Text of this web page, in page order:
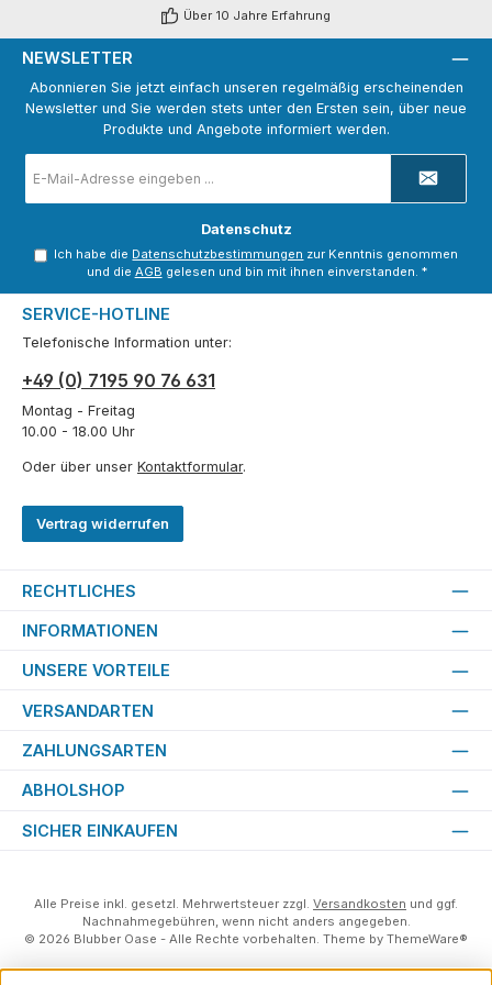
Über 10 Jahre Erfahrung
NEWSLETTER
Abonnieren Sie jetzt einfach unseren regelmäßig erscheinenden
Newsletter und Sie werden stets unter den Ersten sein, über neue
Produkte und Angebote informiert werden.
Mail-
Adresse
Datenschutz
Ich habe die Datenschutzbestimmungen zur Kenntnis genommen
und die AGB gelesen und bin mit ihnen einverstanden. *
SERVICE-HOTLINE
Telefonische Information unter:
+49 (0) 7195 90 76 631
Montag - Freitag
10.00 - 18.00 Uhr
Oder über unser Kontaktformular.
Vertrag widerrufen
RECHTLICHES
INFORMATIONEN
UNSERE VORTEILE
VERSANDARTEN
ZAHLUNGSARTEN
ABHOLSHOP
SICHER EINKAUFEN
Alle Preise inkl. gesetzl. Mehrwertsteuer zzgl. Versandkosten und ggf.
Nachnahmegebühren, wenn nicht anders angegeben.
© 2026 Blubber Oase - Alle Rechte vorbehalten. Theme by ThemeWare®